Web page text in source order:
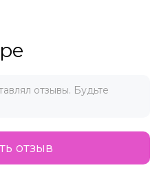
отзывы. Будьте
отзыв